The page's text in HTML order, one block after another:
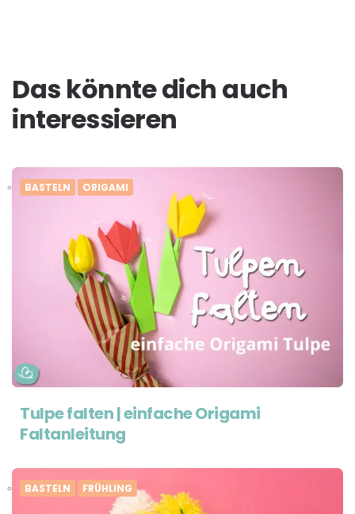
Das könnte dich auch
interessieren
BASTELN ORIGAMI
Tulpe falten | einfache Origami
Faltanleitung
BASTELN FRÜHLING